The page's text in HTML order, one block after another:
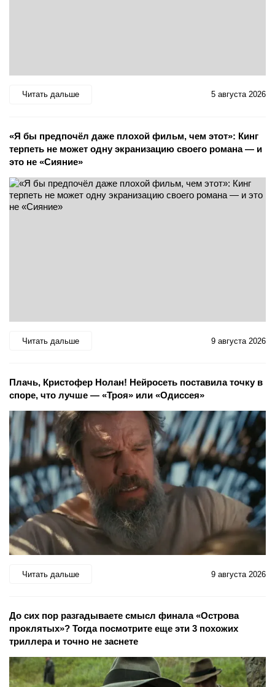
Читать дальше 5 августа 2026
«Я бы предпочёл даже плохой фильм, чем этот»: Кинг
терпеть не может одну экранизацию своего романа — и
это не «Сияние»
Читать дальше 9 августа 2026
Плачь, Кристофер Нолан! Нейросеть поставила точку в
споре, что лучше — «Троя» или «Одиссея»
Читать дальше 9 августа 2026
До сих пор разгадываете смысл финала «Острова
проклятых»? Тогда посмотрите еще эти 3 похожих
триллера и точно не заснете